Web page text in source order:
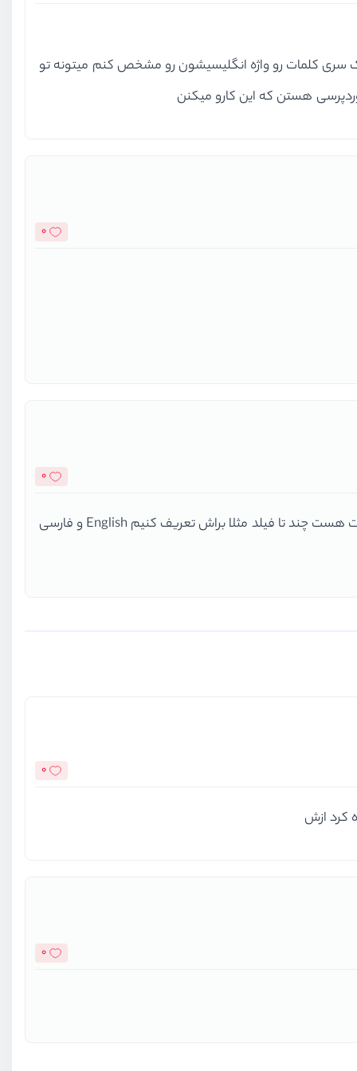
سری کلمات رو واژه انگلیسیشون رو مشخص کنم میتونه تو
0
0
آهان گرفتم چیشد یعنی اگر سیستم سایت رو بخوایم داینامیک کنیم باید در قسمت پنل مدیریتی اونکسی که مسئول نوشتن مقالات هست چند تا فیلد مثلا براش تعریف کنیم English و فارسی
0
کرد ازش
0